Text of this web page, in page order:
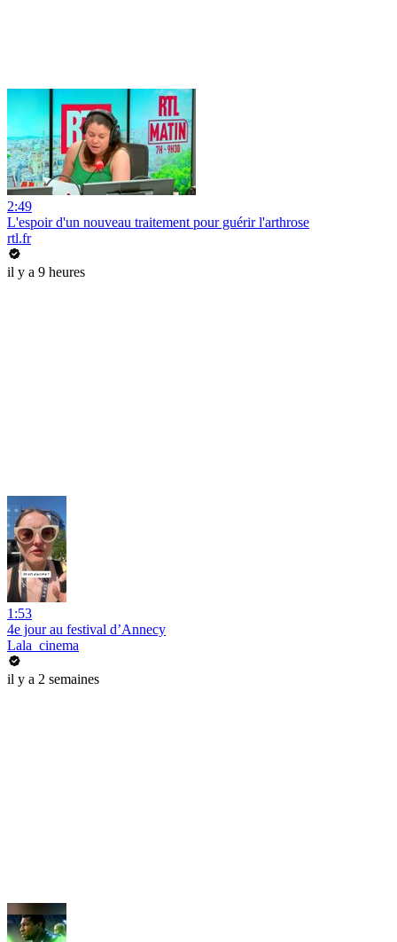
2:49
L'espoir d'un nouveau traitement pour guérir l'arthrose
rtl.fr
il y a 9 heures
1:53
4e jour au festival d’Annecy
Lala_cinema
il y a 2 semaines